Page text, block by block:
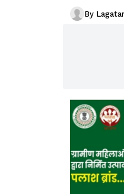
By